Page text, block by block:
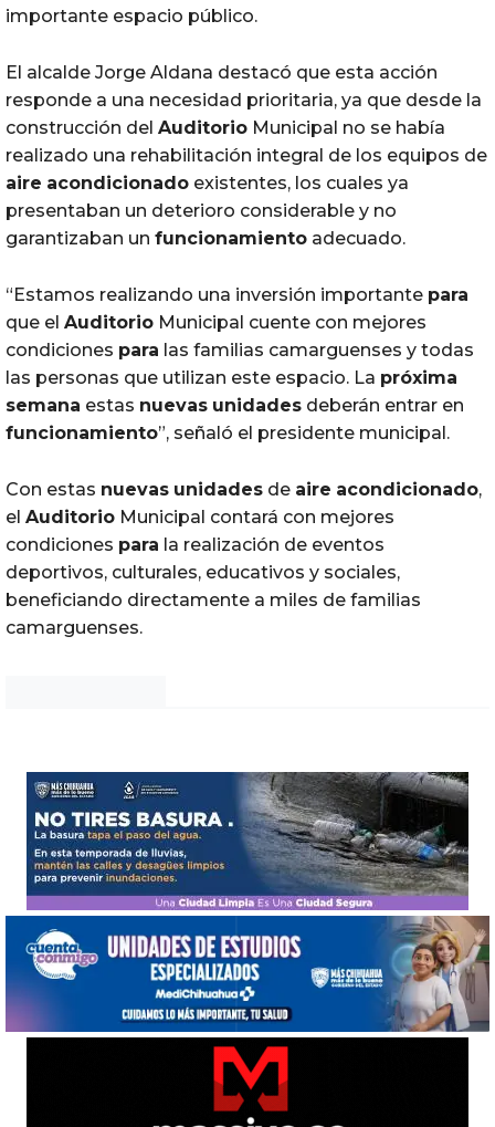
importante espacio público.
El alcalde Jorge Aldana destacó que esta acción
responde a una necesidad prioritaria, ya que desde la
construcción del Auditorio Municipal no se había
realizado una rehabilitación integral de los equipos de
aire acondicionado existentes, los cuales ya
presentaban un deterioro considerable y no
garantizaban un funcionamiento adecuado.
“Estamos realizando una inversión importante para
que el Auditorio Municipal cuente con mejores
condiciones para las familias camarguenses y todas
las personas que utilizan este espacio. La próxima
semana estas nuevas unidades deberán entrar en
funcionamiento”, señaló el presidente municipal.
Con estas nuevas unidades de aire acondicionado,
el Auditorio Municipal contará con mejores
condiciones para la realización de eventos
deportivos, culturales, educativos y sociales,
beneficiando directamente a miles de familias
camarguenses.